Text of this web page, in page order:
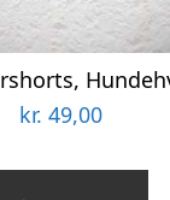
kr. 49,00